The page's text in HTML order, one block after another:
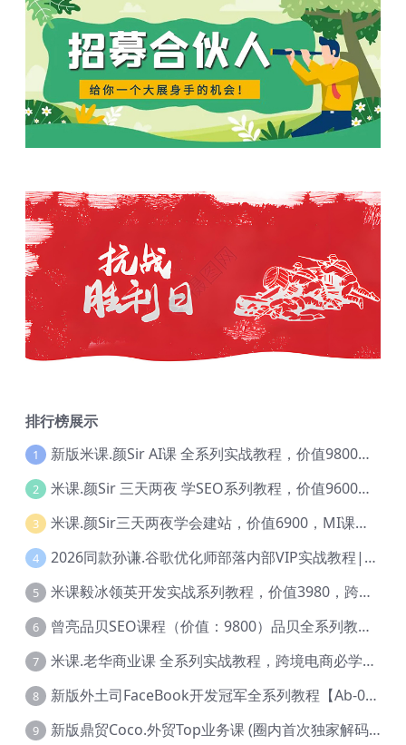
排行榜展示
1 新版米课.颜Sir AI课 全系列实战教程，价值9800，跨境首选！【Ag-0052】
2 米课.颜Sir 三天两夜 学SEO系列教程，价值9600元，跨境人都在学 【Ag-0056】
3 米课.颜Sir三天两夜学会建站，价值6900，MI课甄选课程 【Ag-0055】
4 2026同款孙谦.谷歌优化师部落内部VIP实战教程|价值4999元全网独家解码（官方报名版本）【@034】
5 米课毅冰领英开发实战系列教程，价值3980，跨境必选【Ag-0049】
6 曾亮品贝SEO课程（价值：9800）品贝全系列教程 【Ab-0022】
7 米课.老华商业课 全系列实战教程，跨境电商必学，价值16900元【Ag-0053】
8 新版外土司FaceBook开发冠军全系列教程【Ab-0021】
9 新版鼎贸Coco.外贸Top业务课 (圈内首次独家解码|460节课)【Ag-0091】